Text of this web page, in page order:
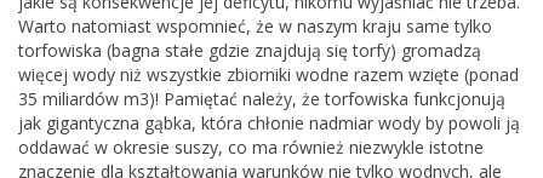
Warto natomiast wspomnieć, że w naszym kraju same tylko
torfowiska (bagna stałe gdzie znajdują się torfy) gromadzą
więcej wody niż wszystkie zbiorniki wodne razem wzięte (ponad
35 miliardów m3)! Pamiętać należy, że torfowiska funkcjonują
jak gigantyczna gąbka, która chłonie nadmiar wody by powoli ją
oddawać w okresie suszy, co ma również niezwykle istotne
znaczenie dla kształtowania warunków nie tylko wodnych, ale